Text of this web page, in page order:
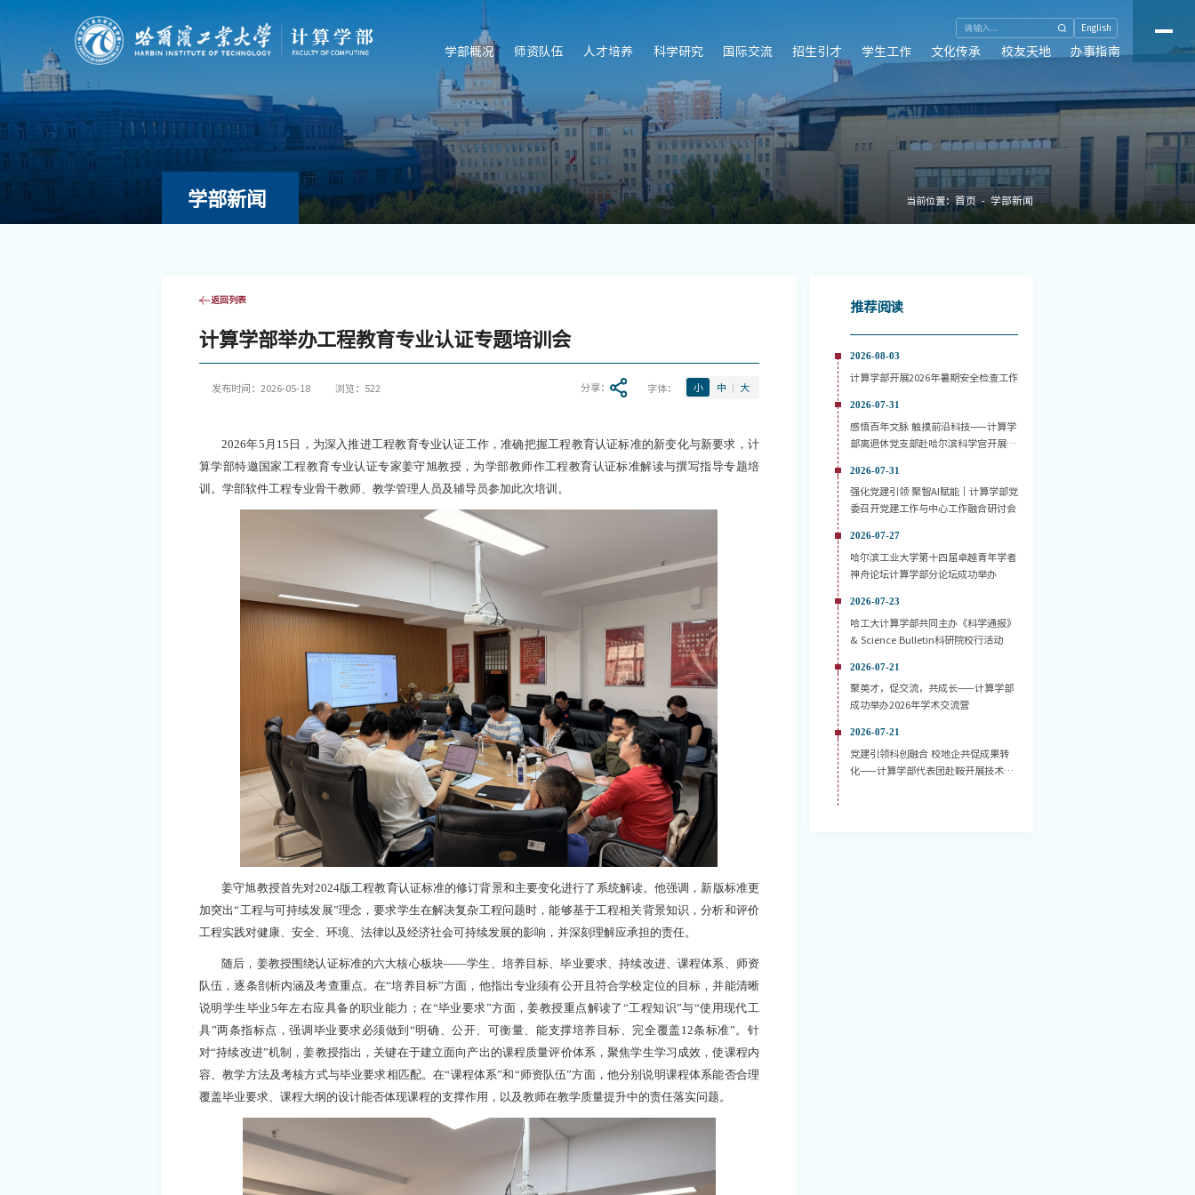
English
学部概况 师资队伍 人才培养 科学研究 国际交流 招生引才 学生工作 文化传承 校友天地 办事指南
学部新闻 当前位置：首页 学部新闻
返回列表
计算学部举办工程教育专业认证专题培训会
发布时间：2026-05-18 浏览： 522 分享： 字体： 小 中 大
2026年5月15日，为深入推进工程教育专业认证工作，准确把握工程教育认证标准的新变化与新要求，计
算学部特邀国家工程教育专业认证专家姜守旭教授，为学部教师作工程教育认证标准解读与撰写指导专题培
训。学部软件工程专业骨干教师、教学管理人员及辅导员参加此次培训。
姜守旭教授首先对2024版工程教育认证标准的修订背景和主要变化进行了系统解读。他强调，新版标准更
加突出“工程与可持续发展”理念，要求学生在解决复杂工程问题时，能够基于工程相关背景知识，分析和评价
工程实践对健康、安全、环境、法律以及经济社会可持续发展的影响，并深刻理解应承担的责任。
随后，姜教授围绕认证标准的六大核心板块——学生、培养目标、毕业要求、持续改进、课程体系、师资
队伍，逐条剖析内涵及考查重点。在“培养目标”方面，他指出专业须有公开且符合学校定位的目标，并能清晰
说明学生毕业5年左右应具备的职业能力；在“毕业要求”方面，姜教授重点解读了“工程知识”与“使用现代工
具”两条指标点，强调毕业要求必须做到“明确、公开、可衡量、能支撑培养目标、完全覆盖12条标准”。针
对“持续改进”机制，姜教授指出，关键在于建立面向产出的课程质量评价体系，聚焦学生学习成效，使课程内
容、教学方法及考核方式与毕业要求相匹配。在“课程体系”和“师资队伍”方面，他分别说明课程体系能否合理
覆盖毕业要求、课程大纲的设计能否体现课程的支撑作用，以及教师在教学质量提升中的责任落实问题。
推荐阅读
2026-08-03
计算学部开展2026年暑期安全检查工作
2026-07-31
感悟百年文脉 触摸前沿科技——计算学
部离退休党支部赴哈尔滨科学宫开展主
2026-07-31
强化党建引领 聚智AI赋能｜计算学部党
委召开党建工作与中心工作融合研讨会
2026-07-27
哈尔滨工业大学第十四届卓越青年学者
神舟论坛计算学部分论坛成功举办
2026-07-23
哈工大计算学部共同主办《科学通报》
& Science Bulletin科研院校行活动
2026-07-21
聚英才，促交流，共成长——计算学部
成功举办2026年学术交流营
2026-07-21
党建引领科创融合 校地企共促成果转
化——计算学部代表团赴鞍开展技术对